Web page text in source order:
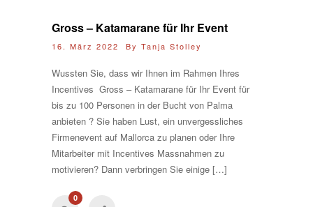
Gross – Katamarane für Ihr Event
16. März 2022 By Tanja Stolley
Wussten Sie, dass wir Ihnen im Rahmen Ihres
Incentives Gross – Katamarane für Ihr Event für
bis zu 100 Personen in der Bucht von Palma
anbieten ? Sie haben Lust, ein unvergessliches
Firmenevent auf Mallorca zu planen oder Ihre
Mitarbeiter mit Incentives Massnahmen zu
motivieren? Dann verbringen Sie einige […]
0